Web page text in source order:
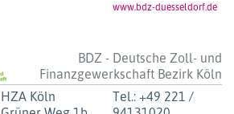
www.bdz-duesseldorf.de
BDZ - Deutsche Zoll- und
Finanzgewerkschaft Bezirk Köln
HZA Köln
Tel.:+49 221 /